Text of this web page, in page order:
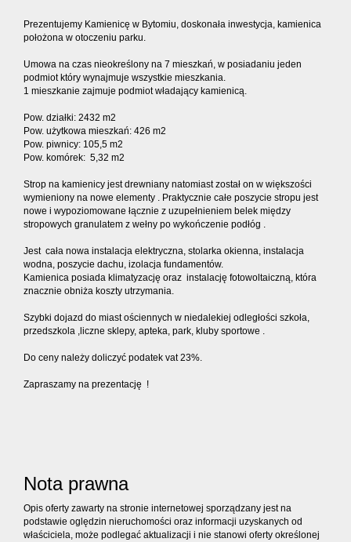
Prezentujemy Kamienicę w Bytomiu, doskonała inwestycja, kamienica
położona w otoczeniu parku.
Umowa na czas nieokreślony na 7 mieszkań, w posiadaniu jeden
podmiot który wynajmuje wszystkie mieszkania.
1 mieszkanie zajmuje podmiot władający kamienicą.
Pow. działki: 2432 m2
Pow. użytkowa mieszkań: 426 m2
Pow. piwnicy: 105,5 m2
Pow. komórek: 5,32 m2
Strop na kamienicy jest drewniany natomiast został on w większości
wymieniony na nowe elementy . Praktycznie całe poszycie stropu jest
nowe i wypoziomowane łącznie z uzupełnieniem belek między
stropowych granulatem z wełny po wykończenie podłóg .
Jest cała nowa instalacja elektryczna, stolarka okienna, instalacja
wodna, poszycie dachu, izolacja fundamentów.
Kamienica posiada klimatyzację oraz instalację fotowoltaiczną, która
znacznie obniża koszty utrzymania.
Szybki dojazd do miast ościennych w niedalekiej odległości szkoła,
przedszkola ,liczne sklepy, apteka, park, kluby sportowe .
Do ceny należy doliczyć podatek vat 23%.
Zapraszamy na prezentację !
Nota prawna
Opis oferty zawarty na stronie internetowej sporządzany jest na
podstawie oględzin nieruchomości oraz informacji uzyskanych od
właściciela, może podlegać aktualizacji i nie stanowi oferty określonej